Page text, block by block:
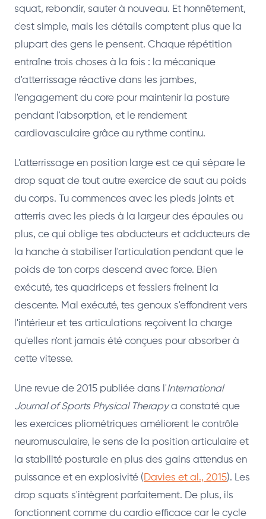
squat, rebondir, sauter à nouveau. Et honnêtement,
c'est simple, mais les détails comptent plus que la
plupart des gens le pensent. Chaque répétition
entraîne trois choses à la fois : la mécanique
d'atterrissage réactive dans les jambes,
l'engagement du core pour maintenir la posture
pendant l'absorption, et le rendement
cardiovasculaire grâce au rythme continu.
L'atterrissage en position large est ce qui sépare le
drop squat de tout autre exercice de saut au poids
du corps. Tu commences avec les pieds joints et
atterris avec les pieds à la largeur des épaules ou
plus, ce qui oblige tes abducteurs et adducteurs de
la hanche à stabiliser l'articulation pendant que le
poids de ton corps descend avec force. Bien
exécuté, tes quadriceps et fessiers freinent la
descente. Mal exécuté, tes genoux s'effondrent vers
l'intérieur et tes articulations reçoivent la charge
qu'elles n'ont jamais été conçues pour absorber à
cette vitesse.
Une revue de 2015 publiée dans l'International
Journal of Sports Physical Therapya constaté que
les exercices pliométriques améliorent le contrôle
neuromusculaire, le sens de la position articulaire et
la stabilité posturale en plus des gains attendus en
puissance et en explosivité ( Davies et al., 2015). Les
drop squats s'intègrent parfaitement. De plus, ils
fonctionnent comme du cardio efficace car le cycle